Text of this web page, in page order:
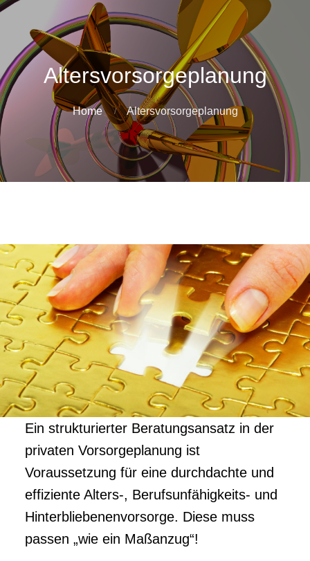
Altersvorsorgeplanung
Home Altersvorsorgeplanung
Ein strukturierter Beratungsansatz in der
privaten Vorsorgeplanung ist
Voraussetzung für eine durchdachte und
effiziente Alters-, Berufsunfähigkeits- und
Hinterbliebenenvorsorge. Diese muss
passen „wie ein Maßanzug“!